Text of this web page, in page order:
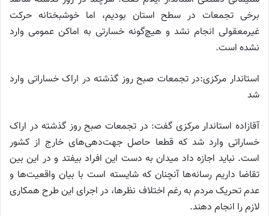
برخی تجمعات در سطح استان بودیم، اما خوشبختانه حرکت
غیرمعقولی انجام نشد و هیچ‌گونه خسارتی به اماکن عمومی وارد
نشده است.
استاندار مرکزی:در تجمعات صبح روز گذشته در اراک خساراتی وارد
شد
آقازاده استاندار مرکزی گفت: در تجمعات صبح روز گذشته در اراک
خساراتی وارد شد که قطعا حاصل جهت‌دهی‌های خارج از کشور
است. نباید اجازه داد میدان به دست این افراد بیفتد و در این بین
تقاضا داریم رسانه‌ها آنچنان که شایسته است با بیان واقعیت‌ها و
عدم تحریک مردم به رغم اختلاف نظرها، در اجرای این طرح همکاری
لازم را انجام دهند.